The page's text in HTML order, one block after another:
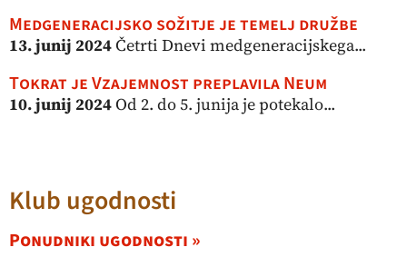
Medgeneracijsko sožitje je temelj družbe
13. junij 2024Četrti Dnevi medgeneracijskega...
Tokrat je Vzajemnost preplavila Neum
10. junij 2024Od 2. do 5. junija je potekalo...
Klub ugodnosti
Ponudniki ugodnosti »